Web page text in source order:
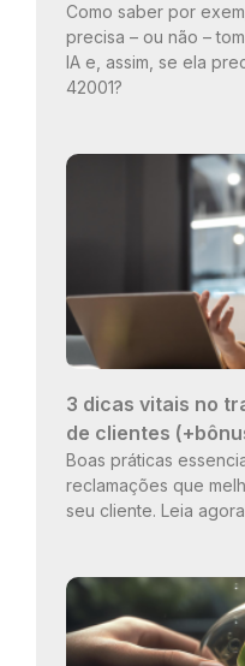
Como saber por
precisa – ou não –
IA e, assim, se ela
42001?
3 dicas vitais no
de clientes
Boas práticas
reclamações que
seu cliente. Leia